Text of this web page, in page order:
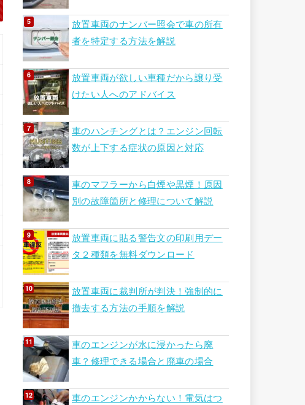
放置車両のナンバー照会で車の所有
者を特定する方法を解説
放置車両が欲しい車種だから譲り受
けたい人へのアドバイス
車のハンチングとは？エンジン回転
数が上下する症状の原因と対応
車のマフラーから白煙や黒煙！原因
別の故障箇所と修理について解説
放置車両に貼る警告文の印刷用デー
タ２種類を無料ダウンロード
放置車両に裁判所が判決！強制的に
撤去する方法の手順を解説
車のエンジンが水に浸かったら廃
車？修理できる場合と廃車の場合
車のエンジンかからない！電気はつ